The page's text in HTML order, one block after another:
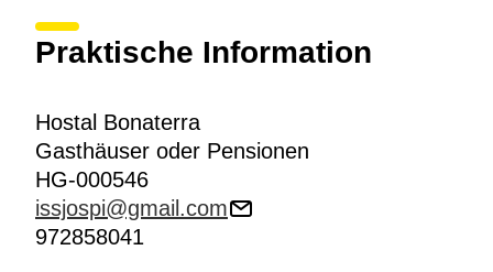
Praktische Information
Hostal Bonaterra
Gasthäuser oder Pensionen
HG-000546
issjospi@gmail.com
972858041